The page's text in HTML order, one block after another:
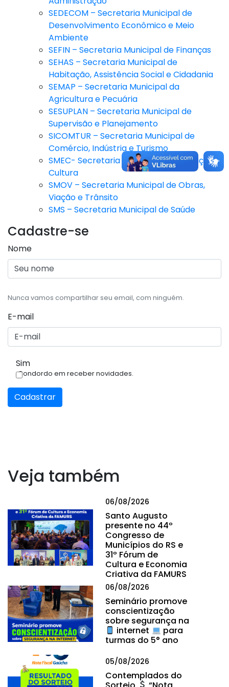
SEDECOM – Secretaria Municipal de
Desenvolvimento Econômico e Meio
Ambiente
SEFIN – Secretaria Municipal de Finanças
SEHAS – Secretaria Municipal de
Habitação, Assistência Social e Cidadania
SEMAP – Secretaria Municipal da
Agricultura e Pecuária
SESUPLAN – Secretaria Municipal de
Supervisão e Planejamento
SICOMTUR – Secretaria Municipal de
Comércio, Indústria e Turismo
SMEC- Secretaria Municipal de Educação e
Cultura
SMOV – Secretaria Municipal de Obras,
Viação e Trânsito
SMS – Secretaria Municipal de Saúde
Cadastre-se
Nome
Nunca vamos compartilhar seu email, com ninguém.
E-mail
Sim
Condordo em receber novidades.
Cadastrar
Veja também
06/08/2026
Santo Augusto
presente no 44º
Congresso de
Municípios do RS e
31º Fórum de
Cultura e Economia
Criativa da FAMURS
06/08/2026
Seminário promove
conscientização
sobre segurança na
internet
para
turmas do 5° ano
05/08/2026
Contemplados do